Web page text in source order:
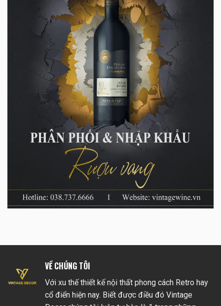
VỀ CHÚNG TÔI
Với xu thế thiết kế nội thất phong cách Retro hay
cổ điển hiện nay. Biết được điều đó Vintage